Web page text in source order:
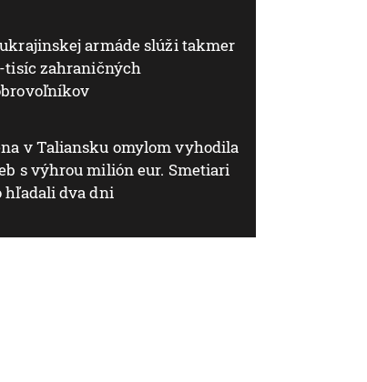
armáde slúži takmer
tisíc zahraničných
v Taliansku omylom vyhodila
s výhrou milión eur. Smetiari
hľadali dva dni